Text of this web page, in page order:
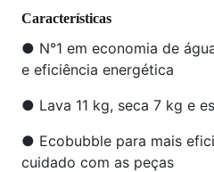
Características
● N°1 em economia de
e eficiência energética
● Lava 11 kg, seca 7 kg e
● Ecobubble para mais
cuidado com as peças